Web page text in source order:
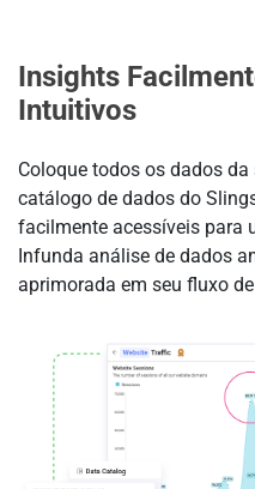
Insights
Intuitivos
Coloque todos os dados
catálogo de dados do
facilmente acessíveis para
Infunda análise de dados
aprimorada em seu fluxo